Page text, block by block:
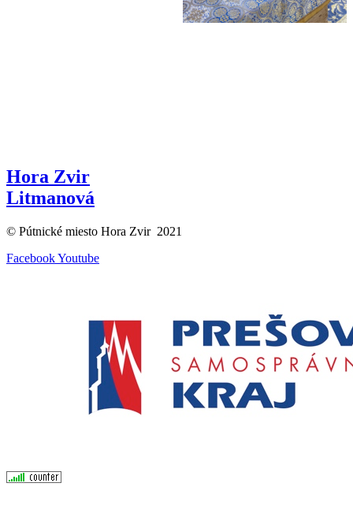
Hora Zvir
Litmanová
© Pútnické miesto Hora Zvir 2021
FacebookYoutube